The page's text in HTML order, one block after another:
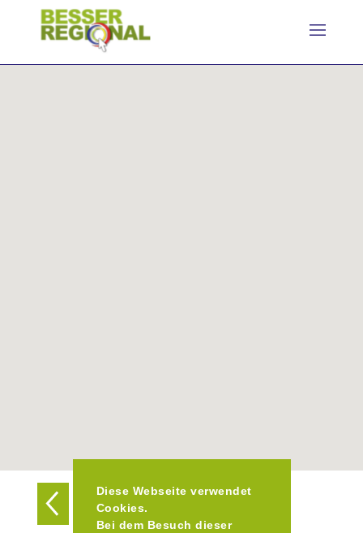
Diese Webseite verwendet
Cookies.
Bei dem Besuch dieser
Zurück zur Übersicht